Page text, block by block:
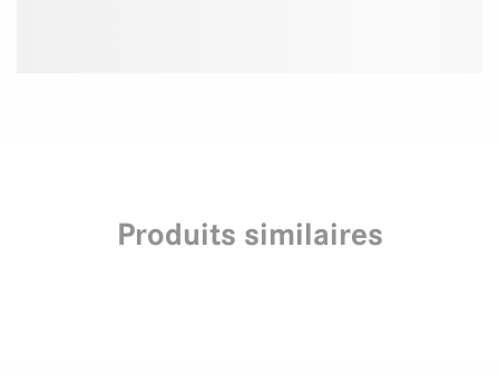
Produits similaires